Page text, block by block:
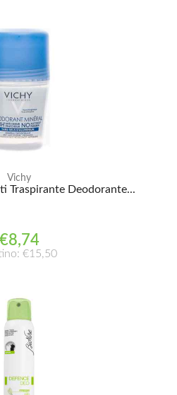
Vichy
Traspirante Deodorante...
€8,74
€15,50